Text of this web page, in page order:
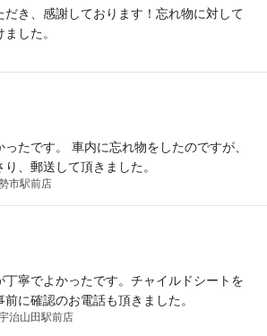
だき、感謝しております！忘れ物に対して
した。
たです。 車内に忘れ物をしたのですが、
、郵送して頂きました。
市駅前店
丁寧でよかったです。チャイルドシートを
に確認のお電話も頂きました。
治山田駅前店